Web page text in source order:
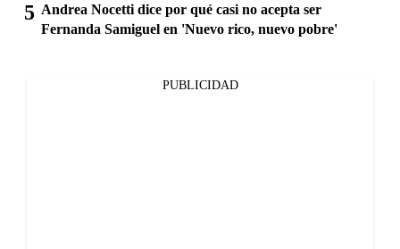
Andrea Nocetti dice por qué casi no acepta ser
Fernanda Samiguel en 'Nuevo rico, nuevo pobre'
PUBLICIDAD